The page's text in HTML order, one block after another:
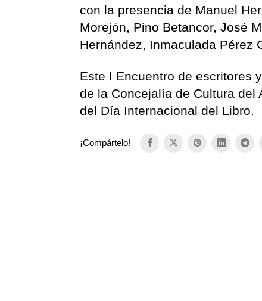
con la presencia de Manuel
Morejón, Pino Betancor, José
Hernández, Inmaculada Pérez
Este I Encuentro de escritores
de la Concejalía de Cultura del
del Día Internacional del Libro.
¡Compártelo!